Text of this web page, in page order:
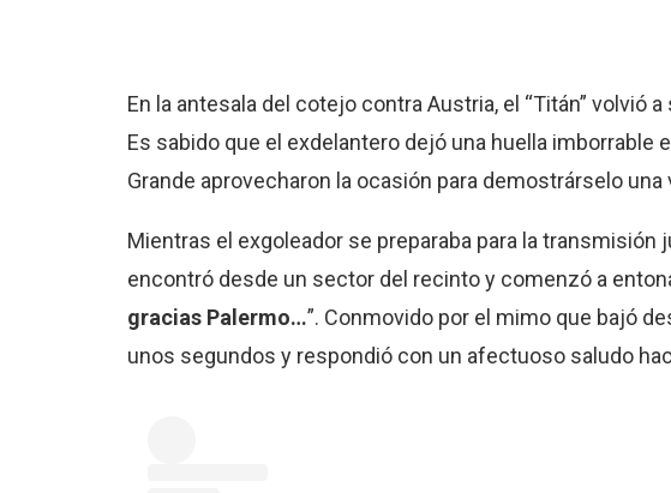
En la antesala del cotejo contra Austria, el “Titán”
Es sabido que el exdelantero dejó una huella imborrable
Grande aprovecharon la ocasión para demostrárselo una
Mientras el exgoleador se preparaba para la
encontró desde un sector del recinto y comenzó a
gracias Palermo…”. Conmovido por el mimo que bajó
unos segundos y respondió con un afectuoso saludo